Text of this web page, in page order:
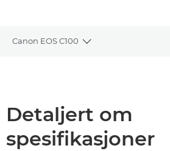
Canon EOS C100
Toggle breadcrumbs
Detaljert om
spesifikasjoner